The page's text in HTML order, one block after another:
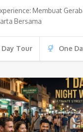
Membuat
Bersama
Day Tour One